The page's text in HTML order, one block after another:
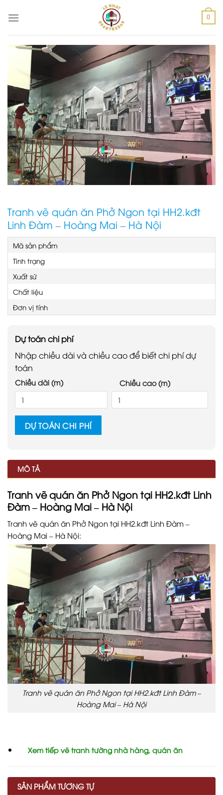
0
Tranh vẽ quán ăn Phở Ngon tại HH2.kđt
Linh Đàm – Hoàng Mai – Hà Nội
Mã sản phẩm
Tình trạng
Xuất sứ
Chất liệu
Đơn vị tính
Dự toán chi phí
Nhập chiều dài và chiều cao để biết chi phí dự
toán
Chiều dài (m) Chiều cao (m)
DỰ TOÁN CHI PHÍ
MÔ TẢ
Tranh vẽ quán ăn Phở Ngon tại HH2.kđt Linh
Đàm – Hoàng Mai – Hà Nội
Tranh vẽ quán ăn Phở Ngon tại HH2.kđt Linh Đàm –
Hoàng Mai – Hà Nội:
Tranh vẽ quán ăn Phở Ngon tại HH2.kđt Linh Đàm –
Hoàng Mai – Hà Nội
Xem tiếp vẽ tranh tường nhà hàng, quán ăn
SẢN PHẨM TƯƠNG TỰ